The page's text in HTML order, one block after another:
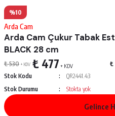
%10
Arda Cam
Arda Cam Çukur Tabak
BLACK 28 cm
₺ 530 + KDV ₺ 477 + KDV ₺
Stok Kodu
QR2441.43
Stok Durumu
Stokta yok
Gelince